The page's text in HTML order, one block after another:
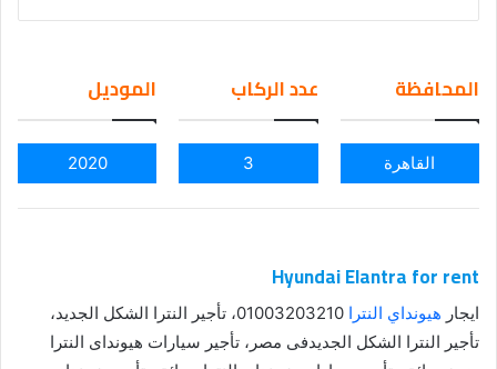
ail
المحافظة
القاهرة
عدد الركاب
3
الموديل
2020
Hyundai Elantra for rent
ايجار هيونداي النترا
01003203210، تأجير النترا الشكل الجديد،
تأجير النترا الشكل الجديدفى مصر، تأجير سيارات هيونداى النترا